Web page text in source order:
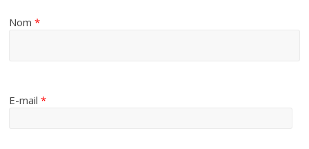
Nom*
E-mail*